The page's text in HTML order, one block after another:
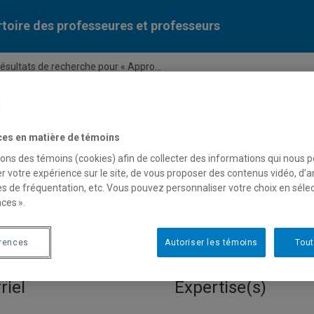
des professeures et professeurs
de recherche pour « Appro...
Liste des professeures et professeurs par
« Approches
Expertise(s)
en matière de témoins
des témoins (cookies) afin de collecter des informations qui nous
votre expérience sur le site, de vous proposer des contenus vidéo,
de fréquentation, etc. Vous pouvez personnaliser votre choix en
».
Autoriser les témoins